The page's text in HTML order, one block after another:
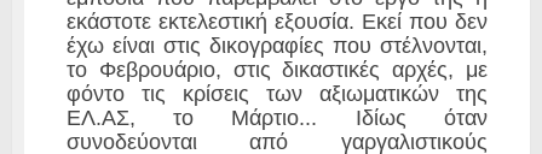
εκάστοτε εκτελεστική εξουσία. Εκεί που δεν
έχω είναι στις δικογραφίες που στέλνονται,
το Φεβρουάριο, στις δικαστικές αρχές, με
φόντο τις κρίσεις των αξιωματικών της
ΕΛ.ΑΣ, το Μάρτιο... Ιδίως όταν
συνοδεύονται από γαργαλιστικούς